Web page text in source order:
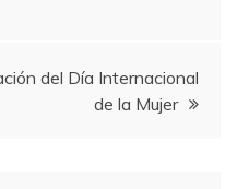
del Día Internacional
de la Mujer